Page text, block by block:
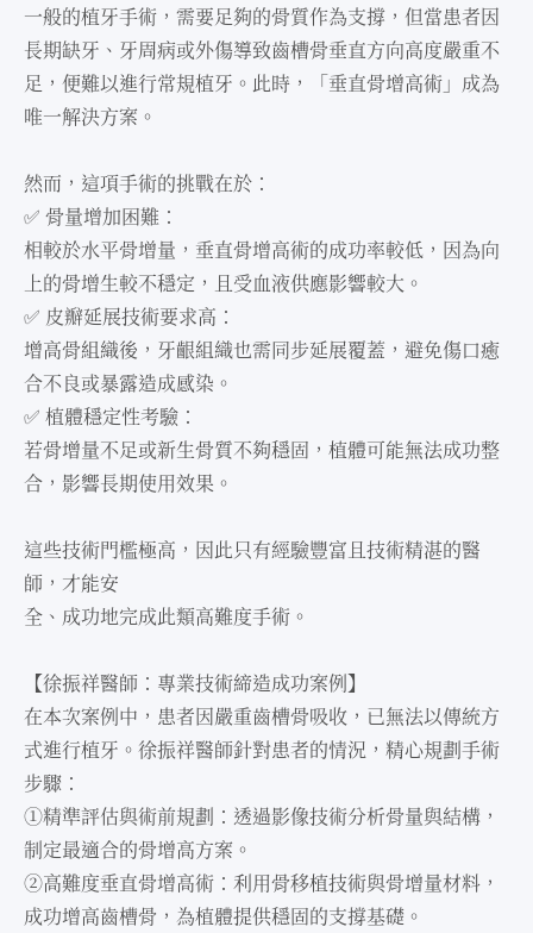
⼀般的植牙⼿術，需要⾜夠的骨質作為⽀撐，但當患者因
長期缺牙、牙周病或外傷導致⿒槽骨垂直⽅向⾼度嚴重不
⾜，便難以進⾏常規植牙。此時，「垂直骨增⾼術」成為
唯⼀解決⽅案。
然⽽，這項⼿術的挑戰在於：
✅ 骨量增加困難：
相較於⽔平骨增量，垂直骨增⾼術的成功率較低，因為向
上的骨增⽣較不穩定，且受⾎液供應影響較⼤。
✅ ⽪瓣延展技術要求⾼：
增⾼骨組織後，牙齦組織也需同步延展覆蓋，避免傷⼝癒
合不良或暴露造成感染。
✅ 植體穩定性考驗：
若骨增量不⾜或新⽣骨質不夠穩固，植體可能無法成功整
合，影響長期使⽤效果。
這些技術⾨檻極⾼，因此只有經驗豐富且技術精湛的醫
師，才能安
全、成功地完成此類⾼難度⼿術。
【徐振祥醫師：專業技術締造成功案例】
在本次案例中，患者因嚴重⿒槽骨吸收，已無法以傳統⽅
式進⾏植牙。徐振祥醫師針對患者的情況，精⼼規劃⼿術
步驟：
①精準評估與術前規劃：透過影像技術分析骨量與結構，
制定最適合的骨增⾼⽅案。
②⾼難度垂直骨增⾼術：利⽤骨移植技術與骨增量材料，
成功增⾼⿒槽骨，為植體提供穩固的⽀撐基礎。